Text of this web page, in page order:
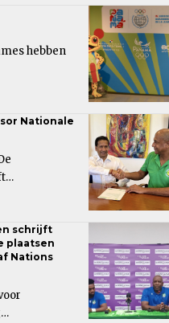
hebben
Nationale
schrijft
plaatsen
Nations